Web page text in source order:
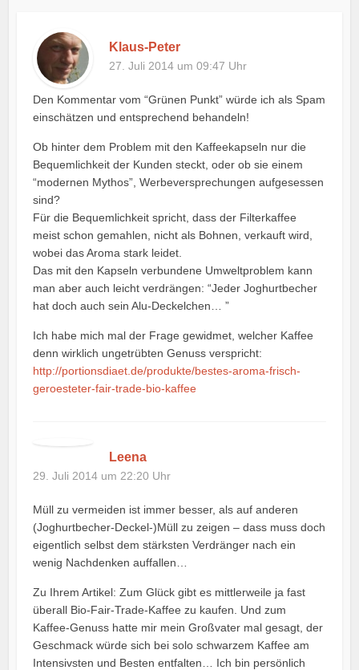
Klaus-Peter
27. Juli 2014 um 09:47 Uhr
Den Kommentar vom “Grünen Punkt” würde ich als Spam
einschätzen und entsprechend behandeln!
Ob hinter dem Problem mit den Kaffeekapseln nur die
Bequemlichkeit der Kunden steckt, oder ob sie einem
“modernen Mythos”, Werbeversprechungen aufgesessen
sind?
Für die Bequemlichkeit spricht, dass der Filterkaffee
meist schon gemahlen, nicht als Bohnen, verkauft wird,
wobei das Aroma stark leidet.
Das mit den Kapseln verbundene Umweltproblem kann
man aber auch leicht verdrängen: “Jeder Joghurtbecher
hat doch auch sein Alu-Deckelchen… ”
Ich habe mich mal der Frage gewidmet, welcher Kaffee
denn wirklich ungetrübten Genuss verspricht:
http://portionsdiaet.de/produkte/bestes-aroma-frisch-
geroesteter-fair-trade-bio-kaffee
Leena
29. Juli 2014 um 22:20 Uhr
Müll zu vermeiden ist immer besser, als auf anderen
(Joghurtbecher-Deckel-)Müll zu zeigen – dass muss doch
eigentlich selbst dem stärksten Verdränger nach ein
wenig Nachdenken auffallen…
Zu Ihrem Artikel: Zum Glück gibt es mittlerweile ja fast
überall Bio-Fair-Trade-Kaffee zu kaufen. Und zum
Kaffee-Genuss hatte mir mein Großvater mal gesagt, der
Geschmack würde sich bei solo schwarzem Kaffee am
Intensivsten und Besten entfalten… Ich bin persönlich